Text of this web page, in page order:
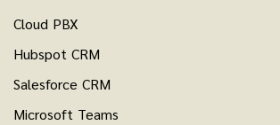
Cloud PBX
Hubspot CRM
Salesforce CRM
Microsoft Teams